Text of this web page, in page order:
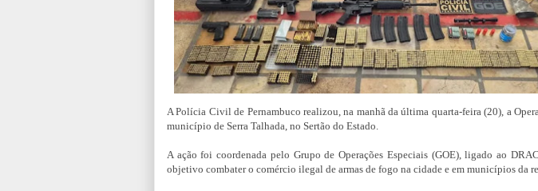
A Polícia Civil de Pernambuco realizou, na manhã da última quarta-feira (20), a
município de Serra Talhada, no Sertão do Estado.
A ação foi coordenada pelo Grupo de Operações Especiais (GOE), ligado ao
objetivo combater o comércio ilegal de armas de fogo na cidade e em municípios da